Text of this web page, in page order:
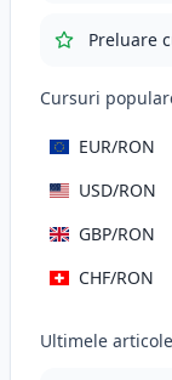
Preluare
Cursuri
EUR/RON
USD/RON
GBP/RON
CHF/RON
Ultimele articole